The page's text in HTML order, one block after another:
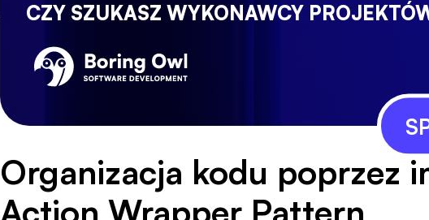
CZY SZUKASZ WYKONAWCY
Organizacja kodu poprzez
Action Wrapper Pattern